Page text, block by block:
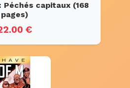
Péchés capitaux (168
pages)
€